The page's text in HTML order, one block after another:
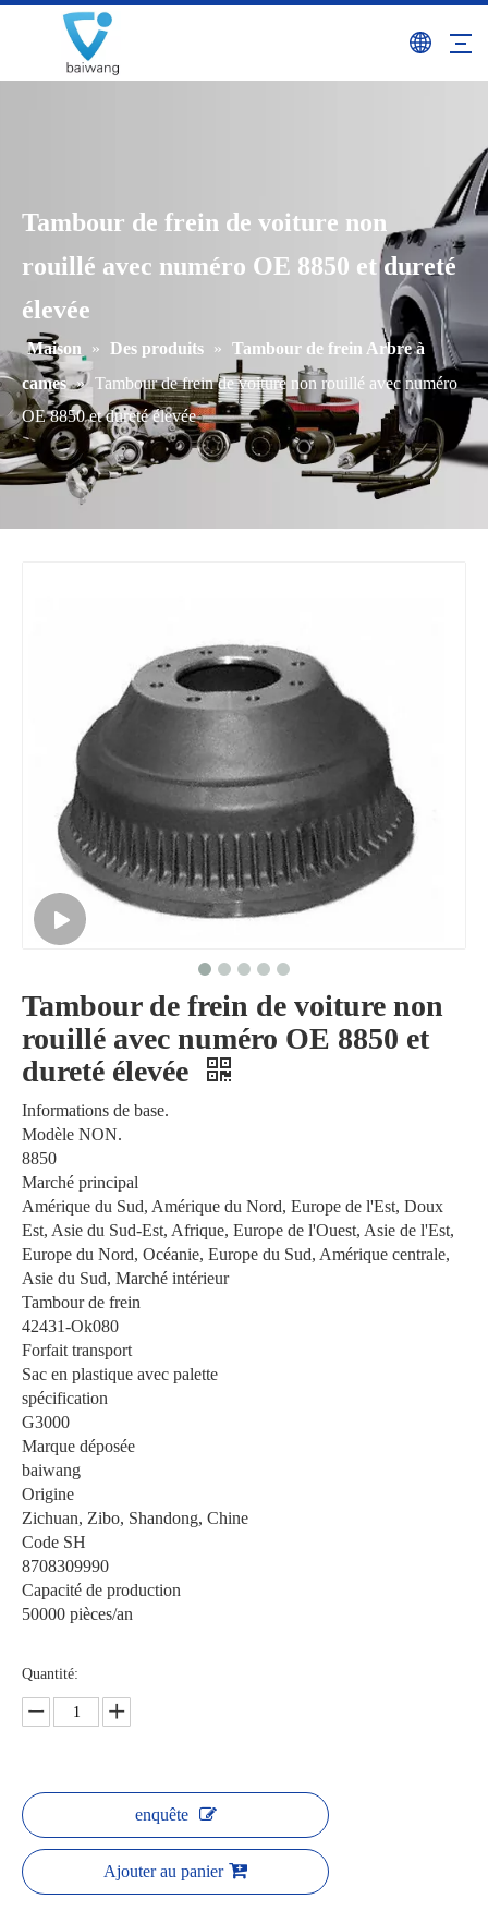
Tambour de frein de voiture non
rouillé avec numéro OE 8850 et dureté
élevée
Maison » Des produits » Tambour de frein Arbre à
cames » Tambour de frein de voiture non rouillé avec numéro
OE 8850 et dureté élevée
Tambour de frein de voiture non
rouillé avec numéro OE 8850 et
dureté élevée
Informations de base.
Modèle NON.
8850
Marché principal
Amérique du Sud, Amérique du Nord, Europe de l'Est, Doux
Est, Asie du Sud-Est, Afrique, Europe de l'Ouest, Asie de l'Est,
Europe du Nord, Océanie, Europe du Sud, Amérique centrale,
Asie du Sud, Marché intérieur
Tambour de frein
42431-Ok080
Forfait transport
Sac en plastique avec palette
spécification
G3000
Marque déposée
baiwang
Origine
Zichuan, Zibo, Shandong, Chine
Code SH
8708309990
Capacité de production
50000 pièces/an
Quantité:
enquête
Ajouter au panier